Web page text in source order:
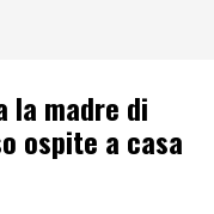
la madre di
ospite a casa